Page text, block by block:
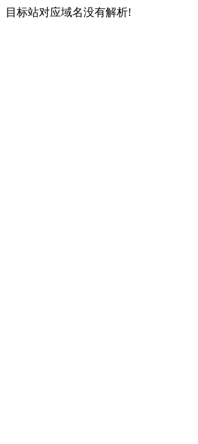
目标站对应域名没有解析!